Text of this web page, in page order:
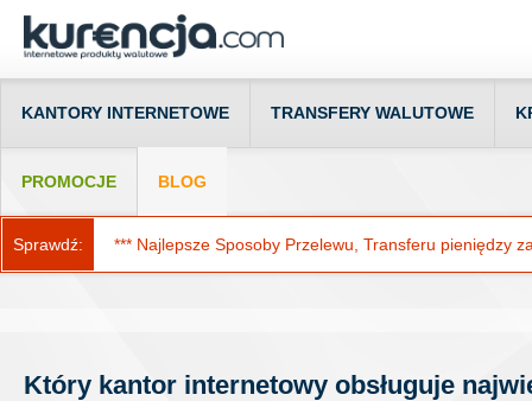
KANTORY INTERNETOWE TRANSFERY WALUTOWE
PROMOCJE BLOG
Sprawdź: *** Najlepsze Sposoby Przelewu, Transferu pieniędzy
Który kantor internetowy obsługuje